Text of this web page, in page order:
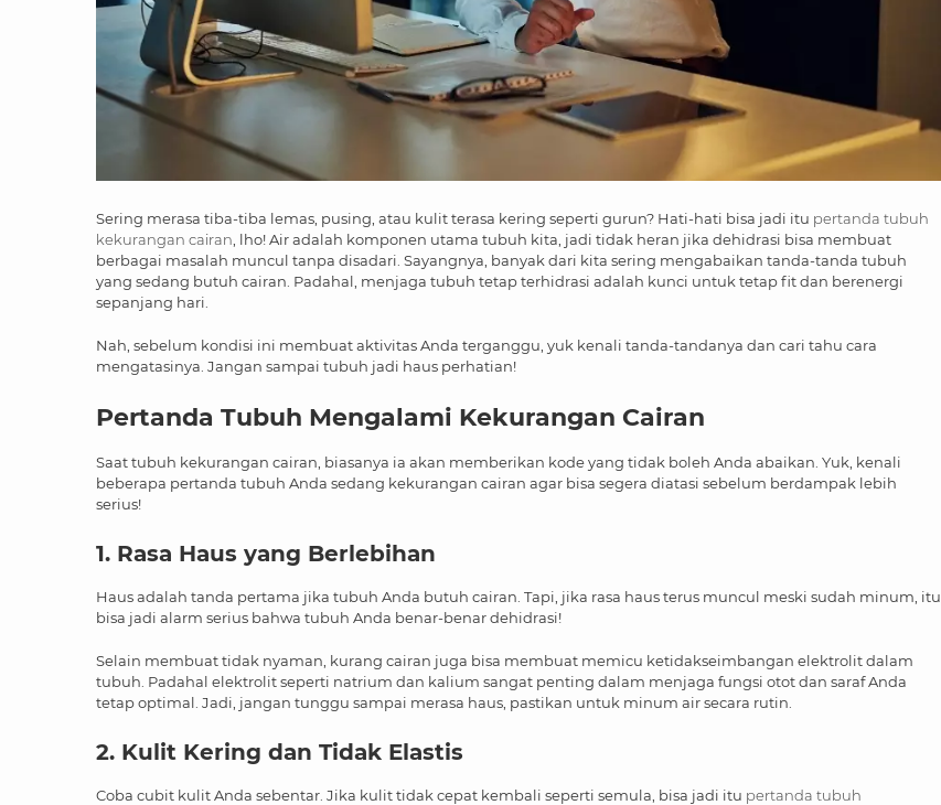
Sering merasa tiba-tiba lemas, pusing, atau kulit terasa kering seperti gurun? Hati-hati bisa jadi itu pertanda tubuh
kekurangan cairan , lho! Air adalah komponen utama tubuh kita, jadi tidak heran jika dehidrasi bisa membuat
berbagai masalah muncul tanpa disadari. Sayangnya, banyak dari kita sering mengabaikan tanda-tanda tubuh
yang sedang butuh cairan. Padahal, menjaga tubuh tetap terhidrasi adalah kunci untuk tetap fit dan berenergi
sepanjang hari.
Nah, sebelum kondisi ini membuat aktivitas Anda terganggu, yuk kenali tanda-tandanya dan cari tahu cara
mengatasinya. Jangan sampai tubuh jadi haus perhatian!
Pertanda Tubuh Mengalami Kekurangan Cairan
Saat tubuh kekurangan cairan, biasanya ia akan memberikan kode yang tidak boleh Anda abaikan. Yuk, kenali
beberapa pertanda tubuh Anda sedang kekurangan cairan agar bisa segera diatasi sebelum berdampak lebih
serius!
1. Rasa Haus yang Berlebihan
Haus adalah tanda pertama jika tubuh Anda butuh cairan. Tapi, jika rasa haus terus muncul meski sudah minum, itu
bisa jadi alarm serius bahwa tubuh Anda benar-benar dehidrasi!
Selain membuat tidak nyaman, kurang cairan juga bisa membuat memicu ketidakseimbangan elektrolit dalam
tubuh. Padahal elektrolit seperti natrium dan kalium sangat penting dalam menjaga fungsi otot dan saraf Anda
tetap optimal. Jadi, jangan tunggu sampai merasa haus, pastikan untuk minum air secara rutin.
2. Kulit Kering dan Tidak Elastis
Coba cubit kulit Anda sebentar. Jika kulit tidak cepat kembali seperti semula, bisa jadi itu pertanda tubuh